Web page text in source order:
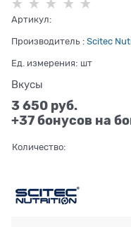
Артикул:
Производитель : Scitec
Ед. измерения: шт
Вкусы
3 650 руб.
+37 бонусов на
Количество: